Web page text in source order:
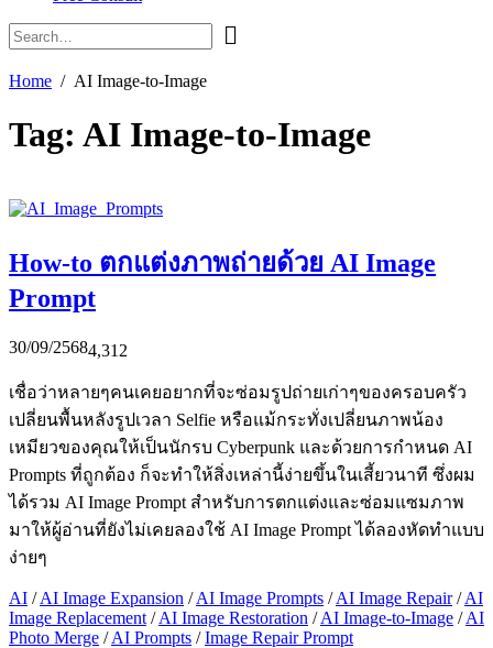
Home AI Image-to-Image
Tag: AI Image-to-Image
How-to ตกแต่งภาพถ่ายด้วย AI Image
Prompt
30/09/25684,312
เชื่อว่าหลายๆคนเคยอยากที่จะซ่อมรูปถ่ายเก่าๆของครอบครัว
เปลี่ยนพื้นหลังรูปเวลา Selfie หรือแม้กระทั่งเปลี่ยนภาพน้อง
เหมียวของคุณให้เป็นนักรบ Cyberpunk และด้วยการกำหนด AI
Prompts ที่ถูกต้อง ก็จะทำให้สิ่งเหล่านี้ง่ายขึ้นในเสี้ยวนาที ซึ่งผม
ได้รวม AI Image Prompt สำหรับการตกแต่งและซ่อมแซมภาพ
มาให้ผู้อ่านที่ยังไม่เคยลองใช้ AI Image Prompt ได้ลองหัดทำแบบ
ง่ายๆ
AI /AI Image Expansion /AI Image Prompts /AI Image Repair/AI
Image Replacement /AI Image Restoration /AI Image-to-Image /AI
Photo Merge /AI Prompts /Image Repair Prompt